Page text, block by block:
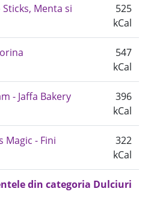
Menta si
525
kCal
547
kCal
- Jaffa Bakery
396
kCal
Magic - Fini
322
kCal
din categoria Dulciuri